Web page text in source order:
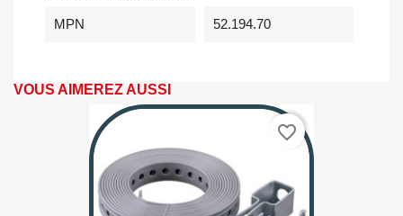
MPN 52.194.70
VOUS AIMEREZ AUSSI
favorite_border